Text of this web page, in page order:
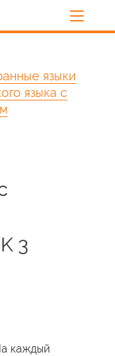
языки
языка с
3
каждый